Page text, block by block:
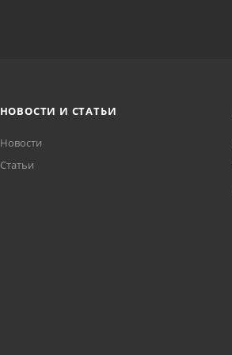
НОВОСТИ И СТАТЬИ
Новости
Статьи